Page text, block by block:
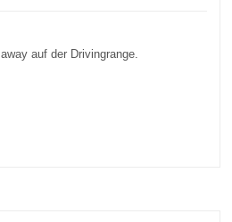
auf der Drivingrange.